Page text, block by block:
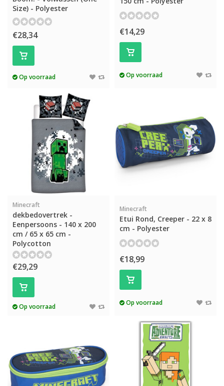
Size) - Polyester
€28,34
Op voorraad
€14,29
Op voorraad
Minecraft
dekbedovertrek -
Eenpersoons - 140 x 200
cm / 65 x 65 cm -
Polycotton
€29,29
Op voorraad
Minecraft
Etui Rond, Creeper - 22 x 8
cm - Polyester
€18,99
Op voorraad